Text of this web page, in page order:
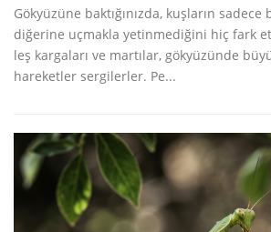
Gökyüzüne baktığınızda, kuşların
diğerine uçmakla yetinmediğini hiç fark
leş kargaları ve martılar, gökyüzünde
hareketler sergilerler. Pe...